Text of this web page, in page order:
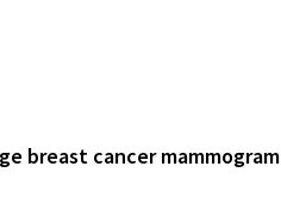
breast cancer mammogram